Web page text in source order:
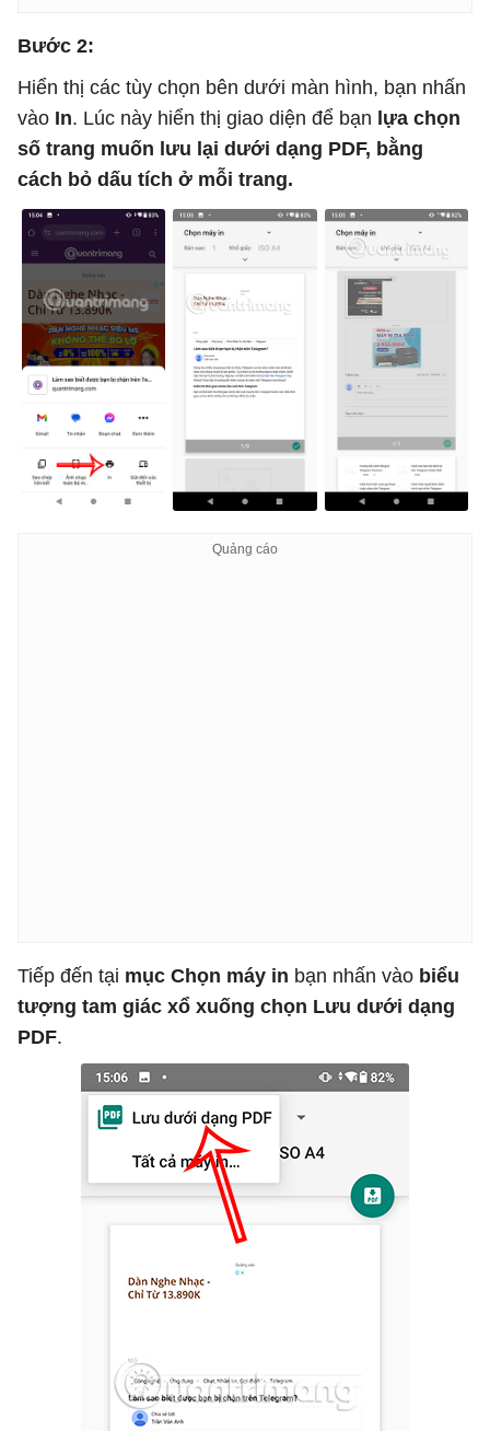
Bước 2:
Hiển thị các tùy chọn bên dưới màn hình, bạn nhấn
vào In. Lúc này hiển thị giao diện để bạn lựa chọn
số trang muốn lưu lại dưới dạng PDF, bằng
cách bỏ dấu tích ở mỗi trang.
Tiếp đến tại mục Chọn máy in bạn nhấn vào biểu
tượng tam giác xổ xuống chọn Lưu dưới dạng
PDF.